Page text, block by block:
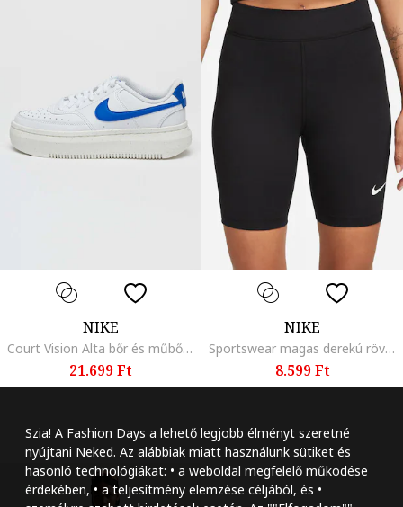
Szia! A Fashion Days a lehető legjobb élményt szeretné
nyújtani Neked. Az alábbiak miatt használunk sütiket és
hasonló technológiákat: • a weboldal megfelelő működése
érdekében, • a teljesítmény elemzése céljából, és •
NIKE
Court Vision Alta bőr és műbőr sneaker, Levendulakék/Törtfehér
21.699 Ft
NIKE
Sportswear magas derekú rövid leggings, Fekete
8.599 Ft
Szöveg méretének
Szóköz növelése